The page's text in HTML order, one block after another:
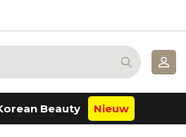
Beauty
Nieuw